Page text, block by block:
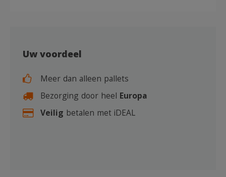
Uw voordeel
Meer dan alleen pallets
Bezorging door heel Europa
Veilig betalen met iDEAL